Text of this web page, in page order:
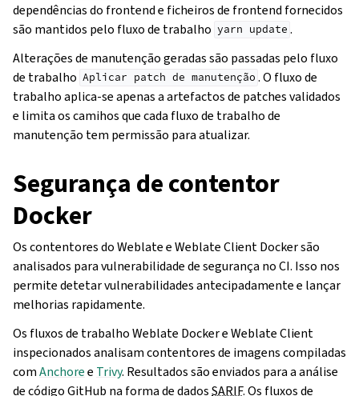
dependências do frontend e ficheiros de frontend fornecidos
são mantidos pelo fluxo de trabalho yarn update .
Alterações de manutenção geradas são passadas pelo fluxo
de trabalho Aplicar patch de manutenção . O fluxo de
trabalho aplica-se apenas a artefactos de patches validados
e limita os camihos que cada fluxo de trabalho de
manutenção tem permissão para atualizar.
Segurança de contentor
Docker
Os contentores do Weblate e Weblate Client Docker são
analisados para vulnerabilidade de segurança no CI. Isso nos
permite detetar vulnerabilidades antecipadamente e lançar
melhorias rapidamente.
Os fluxos de trabalho Weblate Docker e Weblate Client
inspecionados analisam contentores de imagens compiladas
comAnchoree Trivy. Resultados são enviados para a análise
de código GitHub na forma de dadosSARIF. Os fluxos de